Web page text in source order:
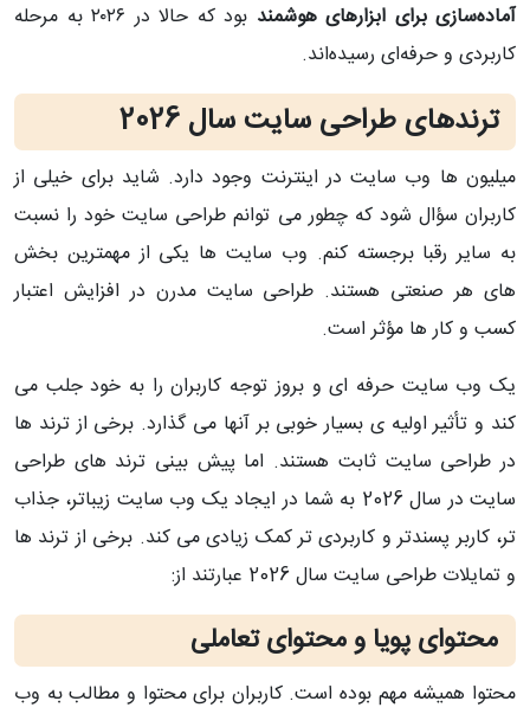
آماده‌سازی برای ابزارهای هوشمند
بود که حالا در ۲۰۲۶ به مرحله
کاربردی و حرفه‌ای رسیده‌اند.
ترندهای طراحی سایت سال 2026
میلیون ها وب سایت در اینترنت وجود دارد. شاید برای خیلی از
کاربران سؤال شود که چطور می توانم طراحی سایت خود را نسبت
به سایر رقبا برجسته کنم. وب سایت ها یکی از مهمترین بخش
های هر صنعتی هستند. طراحی سایت مدرن در افزایش اعتبار
کسب و کار ها مؤثر است.
یک وب سایت حرفه ای و بروز توجه کاربران را به خود جلب می
کند و تأثیر اولیه ی بسیار خوبی بر آنها می گذارد. برخی از ترند ها
در طراحی سایت ثابت هستند. اما پیش بینی ترند های طراحی
سایت در سال 2026 به شما در ایجاد یک وب سایت زیباتر، جذاب
تر، کاربر پسندتر و کاربردی تر کمک زیادی می کند. برخی از ترند ها
و تمایلات طراحی سایت سال 2026 عبارتند از:
محتوای پویا و محتوای تعاملی
محتوا همیشه مهم بوده است. کاربران برای محتوا و مطالب به وب